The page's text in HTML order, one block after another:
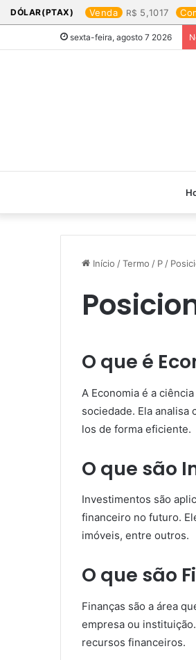
DÓLAR(PTAX) Venda 5,1017
sexta-feira, agosto 7 2026
Início /Termo / P /
O que é
A Economia é a
sociedade. Ela analisa
los de forma eficiente.
O que são
Investimentos são
financeiro no futuro.
imóveis, entre outros.
O que são
Finanças são a área
empresa ou
recursos financeiros.